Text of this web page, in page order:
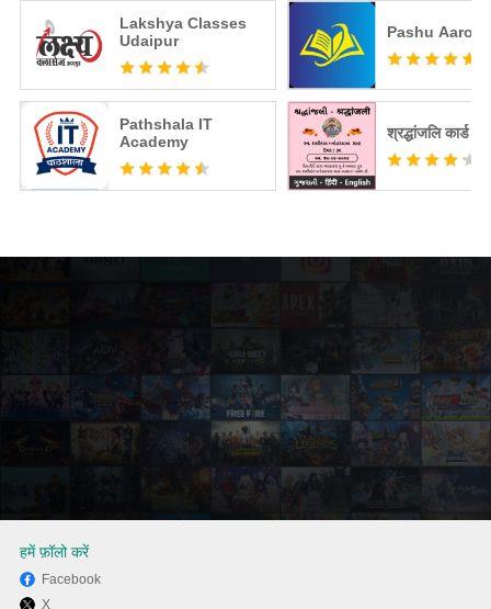
Lakshya Classes
Udaipur
Pathshala IT
Academy
Pashu
श्रद्धांजलि कार्ड
हमें फ़ॉलो करें
Facebook
X